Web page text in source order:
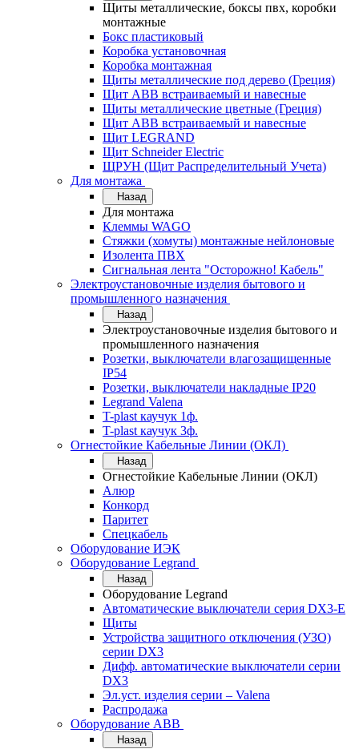
Щиты металлические, боксы пвх, коробки
монтажные
Бокс пластиковый
Коробка установочная
Коробка монтажная
Щиты металлические под дерево (Греция)
Щит ABB встраиваемый и навесные
Щиты металлические цветные (Греция)
Щит ABB встраиваемый и навесные
Щит LEGRAND
Щит Schneider Electric
ЩРУН (Щит Распределительный Учета)
Для монтажа
Назад
Для монтажа
Клеммы WAGO
Стяжки (хомуты) монтажные нейлоновые
Изолента ПВХ
Сигнальная лента "Осторожно! Кабель"
Электроустановочные изделия бытового и
промышленного назначения
Назад
Электроустановочные изделия бытового и
промышленного назначения
Розетки, выключатели влагозащищенные
IP54
Розетки, выключатели накладные IP20
Legrand Valena
T-plast каучук 1ф.
T-plast каучук 3ф.
Огнестойкие Кабельные Линии (ОКЛ)
Назад
Огнестойкие Кабельные Линии (ОКЛ)
Алюр
Конкорд
Паритет
Спецкабель
Оборудование ИЭК
Оборудование Legrand
Назад
Оборудование Legrand
Автоматические выключатели серия DX3-E
Щиты
Устройства защитного отключения (УЗО)
серии DX3
Дифф. автоматические выключатели серии
DX3
Эл.уст. изделия серии – Valena
Распродажа
Оборудование АВВ
Назад